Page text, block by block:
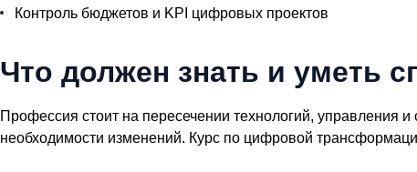
Контроль бюджетов и KPI цифровых проектов
Что должен знать и уметь
Профессия стоит на пересечении технологий, управления
необходимости изменений. Курс по цифровой